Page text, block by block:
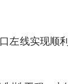
线实现顺